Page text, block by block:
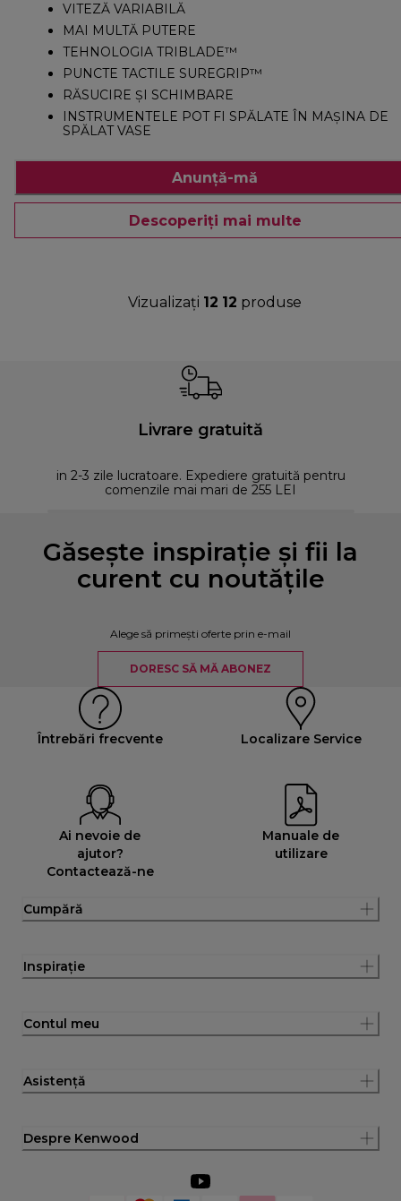
VITEZĂ VARIABILĂ
MAI MULTĂ PUTERE
TEHNOLOGIA TRIBLADE™
PUNCTE TACTILE SUREGRIP™
RĂSUCIRE ȘI SCHIMBARE
INSTRUMENTELE POT FI SPĂLATE ÎN MAȘINA DE
SPĂLAT VASE
Anunță-mă
Descoperiți mai multe
Vizualizați 12 12 produse
Livrare gratuită
in 2-3 zile lucratoare. Expediere gratuită pentru
comenzile mai mari de 255 LEI
Găsește inspirație și fii la
curent cu noutățile
Alege să primești oferte prin e-mail
DORESC SĂ MĂ ABONEZ
Întrebări frecvente Localizare Service
Ai nevoie de
ajutor?
Contactează-ne
Manuale de
utilizare
Cumpără
Inspirație
Contul meu
Asistență
Despre Kenwood